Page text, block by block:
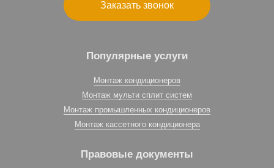
Заказать звонок
Популярные услуги
Монтаж кондиционеров
Монтаж мульти сплит систем
Монтаж промышленных кондиционеров
Монтаж кассетного кондиционера
Правовые документы